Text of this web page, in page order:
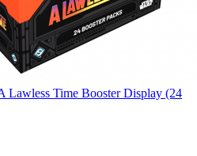
Lawless Time Booster Display (24